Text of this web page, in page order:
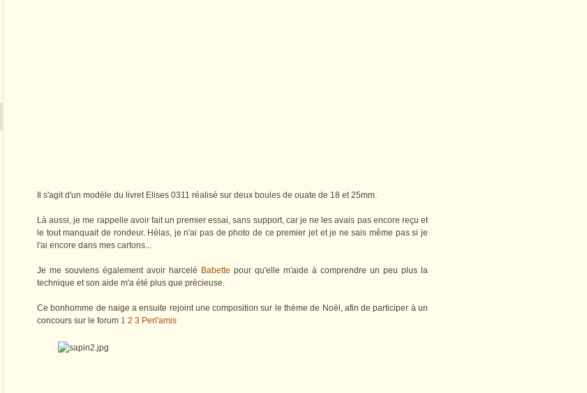
Il s'agit d'un modèle du livret Elises 0311 réalisé sur deux boules de ouate de 18 et 25mm.
Là aussi, je me rappelle avoir fait un premier essai, sans support, car je ne les avais pas encore reçu et
le tout manquait de rondeur. Hélas, je n'ai pas de photo de ce premier jet et je ne sais même pas si je
l'ai encore dans mes cartons...
Je me souviens également avoir harcelé Babette pour qu'elle m'aide à comprendre un peu plus la
technique et son aide m'a été plus que précieuse.
Ce bonhomme de naige a ensuite rejoint une composition sur le thème de Noël, afin de participer à un
concours sur le forum 1 2 3 Perl'amis